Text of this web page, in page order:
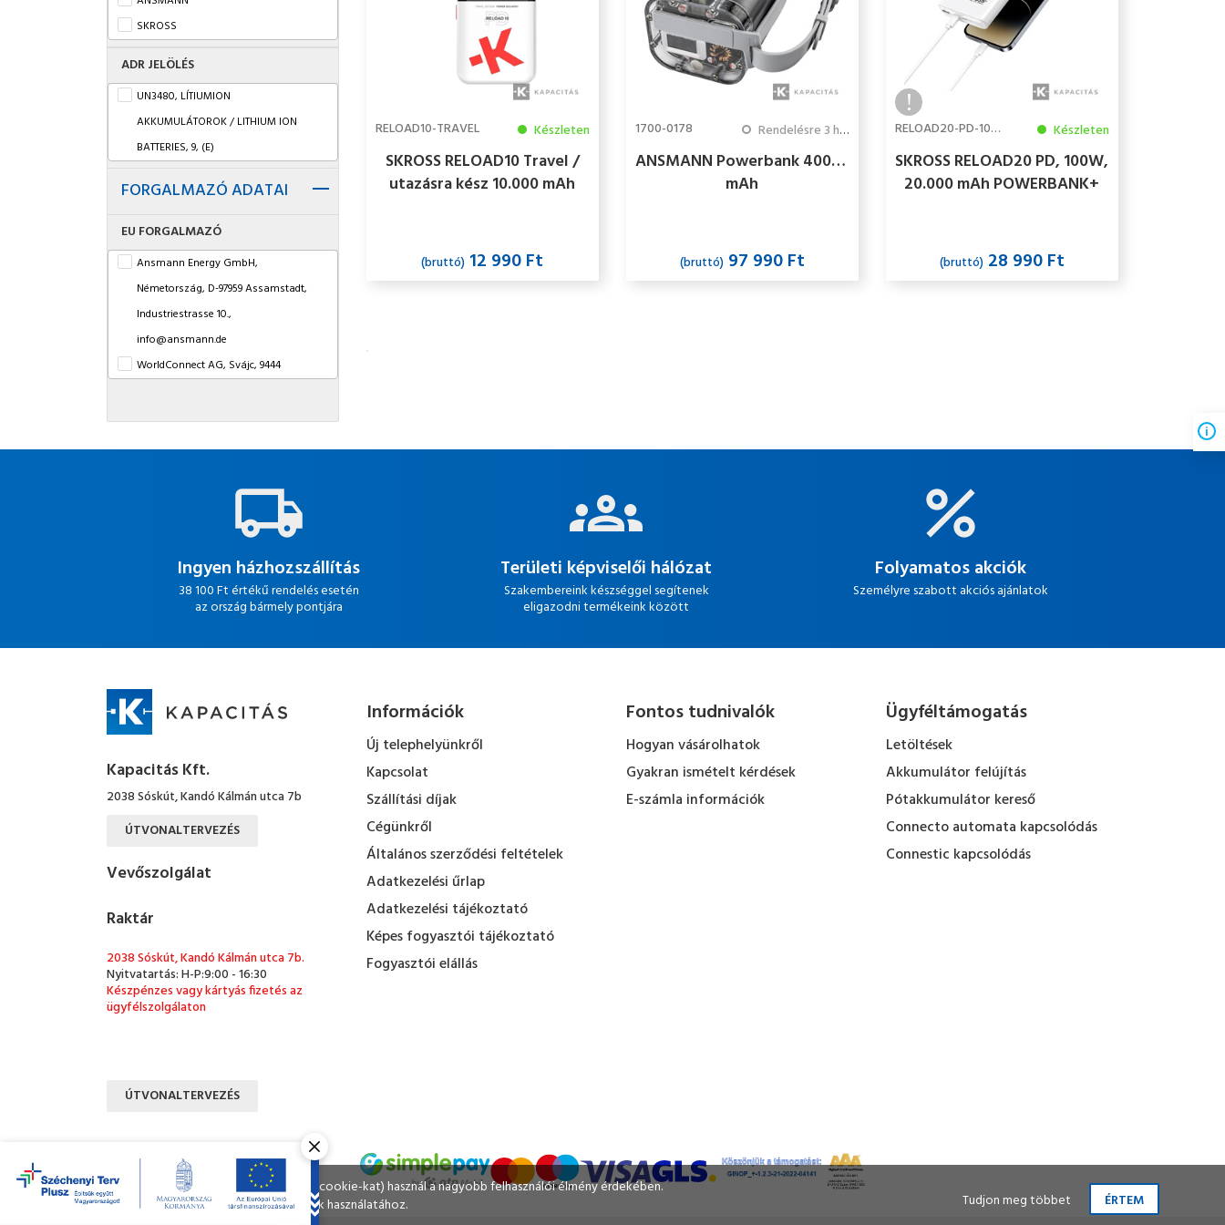
SKROSS
ADR JELÖLÉS
UN3480, LÍTIUMION
AKKUMULÁTOROK / LITHIUM ION
BATTERIES, 9, (E)
FORGALMAZÓ ADATAI
EU FORGALMAZÓ
Ansmann Energy GmbH,
Németország, D-97959 Assamstadt,
Industriestrasse 10.,
info@ansmann.de
WorldConnect AG, Svájc, 9444
RELOAD10-TRAVEL Készleten
SKROSS RELOAD10 Travel /
utazásra kész 10.000 mAh
(bruttó) 12 990 Ft
1700-0178 Rendelésre 3 hét
ANSMANN Powerbank 40000
mAh
(bruttó)97 990 Ft
RELOAD20-PD-100W Készleten
SKROSS RELOAD20 PD, 100W,
20.000 mAh POWERBANK+
(bruttó)28 990 Ft
Ingyen házhozszállítás
38 100 Ft értékű rendelés esetén
az ország bármely pontjára
Területi képviselői hálózat
Szakembereink készséggel segítenek
eligazodni termékeink között
Folyamatos akciók
Személyre szabott akciós ajánlatok
Kapacitás Kft.
2038 Sóskút, Kandó Kálmán utca 7b
ÚTVONALTERVEZÉS
Vevőszolgálat
Raktár
2038 Sóskút, Kandó Kálmán utca 7b.
Nyitvatartás: H-P:9:00 - 16:30
Készpénzes vagy kártyás fizetés az
ügyfélszolgálaton
ÚTVONALTERVEZÉS
Információk
Új telephelyünkről
Kapcsolat
Szállítási díjak
Cégünkről
Általános szerződési feltételek
Adatkezelési űrlap
Adatkezelési tájékoztató
Képes fogyasztói tájékoztató
Fogyasztói elállás
Fontos tudnivalók
Hogyan vásárolhatok
Gyakran ismételt kérdések
E-számla információk
Ügyféltámogatás
Letöltések
Akkumulátor felújítás
Pótakkumulátor kereső
Connecto automata kapcsolódás
Connestic kapcsolódás
Ahogy a legtöbb weboldal, a miénk is sütiket (cookie-kat) használ a nagyobb felhasználói élmény érdekében.
A böngészés folytatásával Ön hozzájárul a sütik használatához.
ÉRTEM
Tudjon meg többet